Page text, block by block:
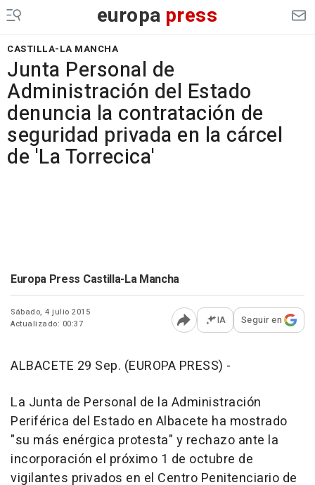
europa press
CASTILLA-LA MANCHA
Junta Personal de
Administración del Estado
denuncia la contratación de
seguridad privada en la cárcel
de 'La Torrecica'
Europa Press Castilla-La Mancha
Sábado, 4 julio 2015
Actualizado: 00:37
Abrir opciones para
IA Seguir en
ALBACETE 29 Sep. (EUROPA PRESS) -
La Junta de Personal de la Administración
Periférica del Estado en Albacete ha mostrado
"su más enérgica protesta" y rechazo ante la
incorporación el próximo 1 de octubre de
vigilantes privados en el Centro Penitenciario de